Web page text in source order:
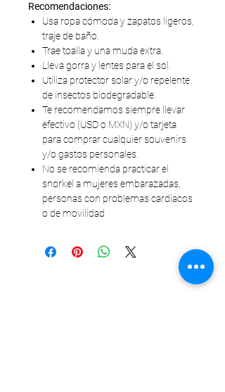
Recomendaciones:
Usa ropa cómoda y zapatos ligeros,
traje de baño.
Trae toalla y una muda extra.
Lleva gorra y lentes para el sol.
Utiliza protector solar y/o repelente
de insectos biodegradable.
Te recomendamos siempre llevar
efectivo (USD o MXN) y/o tarjeta
para comprar cualquier souvenirs
y/o gastos personales.
No se recomienda practicar el
snorkel a mujeres embarazadas,
personas con problemas cardíacos
o de movilidad